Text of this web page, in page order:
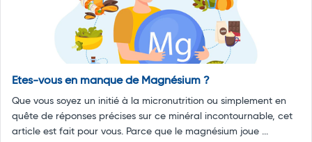
Etes-vous en manque de Magnésium ?
Que vous soyez un initié à la micronutrition ou simplement en
quête de réponses précises sur ce minéral incontournable, cet
article est fait pour vous. Parce que le magnésium joue ...